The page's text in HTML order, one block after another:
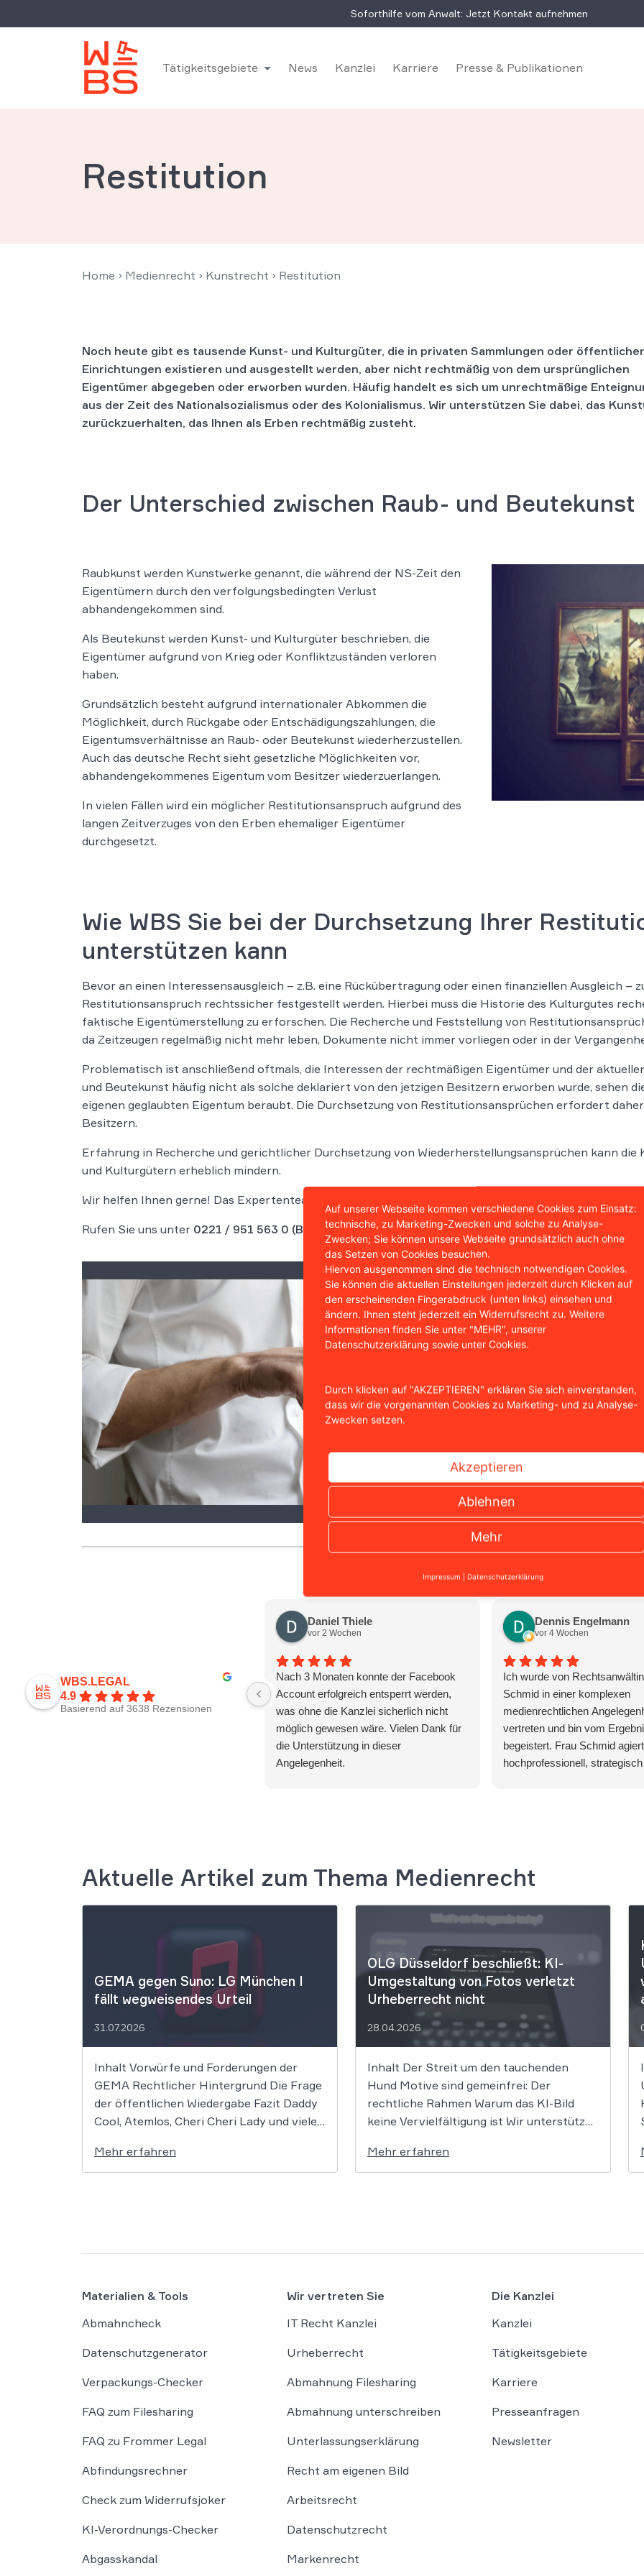
Soforthilfe vom Anwalt: Jetzt Kontakt aufnehmen
Tätigkeitsgebiete News Kanzlei Karriere Presse & Publikationen
Restitution
Home › Medienrecht › Kunstrecht › Restitution
Noch heute gibt es tausende Kunst- und Kulturgüter, die in privaten Sammlungen oder
Einrichtungen existieren und ausgestellt werden, aber nicht rechtmäßig von dem ursprünglichen
Eigentümer abgegeben oder erworben wurden. Häufig handelt es sich um unrechtmäßige
aus der Zeit des Nationalsozialismus oder des Kolonialismus. Wir unterstützen Sie dabei, das
zurückzuerhalten, das Ihnen als Erben rechtmäßig zusteht.
Der Unterschied zwischen Raub- und Beutekunst
Raubkunst werden Kunstwerke genannt, die während der NS-Zeit den
Eigentümern durch den verfolgungsbedingten Verlust
abhandengekommen sind.
Als Beutekunst werden Kunst- und Kulturgüter beschrieben, die
Eigentümer aufgrund von Krieg oder Konfliktzuständen verloren
haben.
Grundsätzlich besteht aufgrund internationaler Abkommen die
Möglichkeit, durch Rückgabe oder Entschädigungszahlungen, die
Eigentumsverhältnisse an Raub- oder Beutekunst wiederherzustellen.
Auch das deutsche Recht sieht gesetzliche Möglichkeiten vor,
abhandengekommenes Eigentum vom Besitzer wiederzuerlangen.
In vielen Fällen wird ein möglicher Restitutionsanspruch aufgrund des
langen Zeitverzuges von den Erben ehemaliger Eigentümer
durchgesetzt.
Wie WBS Sie bei der Durchsetzung Ihrer
unterstützen kann
Bevor an einen Interessensausgleich – z.B. eine Rückübertragung oder einen finanziellen Ausgleich –
Restitutionsanspruch rechtssicher festgestellt werden. Hierbei muss die Historie des Kulturgutes
faktische Eigentümerstellung zu erforschen. Die Recherche und Feststellung von
da Zeitzeugen regelmäßig nicht mehr leben, Dokumente nicht immer vorliegen oder in der
Problematisch ist anschließend oftmals, die Interessen der rechtmäßigen Eigentümer und der
und Beutekunst häufig nicht als solche deklariert von den jetzigen Besitzern erworben wurde, sehen
eigenen geglaubten Eigentum beraubt. Die Durchsetzung von Restitutionsansprüchen erfordert
Besitzern.
Erfahrung in Recherche und gerichtlicher Durchsetzung von Wiederherstellungsansprüchen kann die
und Kulturgütern erheblich mindern.
Wir helfen Ihnen gerne! Das Expertenteam steht Ihnen gerne Rede und Antwort für Ihre Fragen.
Rufen Sie uns unter 0221 / 951 563 0 (Beratung bundesweit)an.
Soforthilfe
Sie brauchen
eine kostenlose
Kontaktformular.
Jetzt Kontakt
WBS.LEGAL
4.9
Basierend auf 3638 Rezensionen
Daniel Thiele
vor 2 Wochen
Nach 3 Monaten konnte der Facebook
Account erfolgreich entsperrt werden,
was ohne die Kanzlei sicherlich nicht
möglich gewesen wäre. Vielen Dank für
die Unterstützung in dieser
Angelegenheit.
Dennis Engelmann
vor 4 Wochen
Ich wurde von
Schmid in einer komplexen
medienrechtlichen
vertreten und bin vom
begeistert. Frau Schmid agiert
hochprofessionell,
fantastisches Ergebnis erzielt
Wer eine Kanzlei sucht, die
und auf höchstem Niveau
für die großartige
Aktuelle Artikel zum Thema Medienrecht
GEMA gegen Suno: LG München I
fällt wegweisendes Urteil
31.07.2026
Inhalt Vorwürfe und Forderungen der
GEMA Rechtlicher Hintergrund Die Frage
der öffentlichen Wiedergabe Fazit Daddy
Cool, Atemlos, Cheri Cheri Lady und viele
zum Zentrum eines bedeutenden
Urheberrechtsprozesses werden. Die
Mehr erfahren
OLG Düsseldorf beschließt: KI-
Umgestaltung von Fotos verletzt
Urheberrecht nicht
28.04.2026
Inhalt Der Streit um den tauchenden
Hund Motive sind gemeinfrei: Der
rechtliche Rahmen Warum das KI-Bild
keine Vervielfältigung ist Wir unterstützen
Urheberrecht Wer ein Foto als Vorlage für
eine KI nutzt und daraus ein stilistisch
Mehr erfahren
Materialien & Tools
Abmahncheck
Datenschutzgenerator
Verpackungs-Checker
FAQ zum Filesharing
FAQ zu Frommer Legal
Abfindungsrechner
Check zum Widerrufsjoker
KI-Verordnungs-Checker
Abgasskandal
Wir vertreten Sie
IT Recht Kanzlei
Urheberrecht
Abmahnung Filesharing
Abmahnung unterschreiben
Unterlassungserklärung
Recht am eigenen Bild
Arbeitsrecht
Datenschutzrecht
Markenrecht
Die Kanzlei
Kanzlei
Tätigkeitsgebiete
Karriere
Presseanfragen
Newsletter
Auf unserer Webseite kommen verschiedene Cookies zum Einsatz:
technische, zu Marketing-Zwecken und solche zu Analyse-
Zwecken; Sie können unsere Webseite grundsätzlich auch ohne
das Setzen von Cookies besuchen.
Hiervon ausgenommen sind die technisch notwendigen Cookies.
Sie können die aktuellen Einstellungen jederzeit durch Klicken auf
den erscheinenden Fingerabdruck (unten links) einsehen und
ändern. Ihnen steht jederzeit ein Widerrufsrecht zu. Weitere
Informationen finden Sie unter "MEHR", unserer
Datenschutzerklärung sowie unter Cookies.
Durch klicken auf "AKZEPTIEREN" erklären Sie sich einverstanden,
dass wir die vorgenannten Cookies zu Marketing- und zu Analyse-
Zwecken setzen.
Akzeptieren
Ablehnen
Mehr
Impressum | Datenschutzerklärung